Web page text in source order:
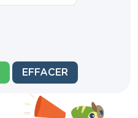
EFFACER